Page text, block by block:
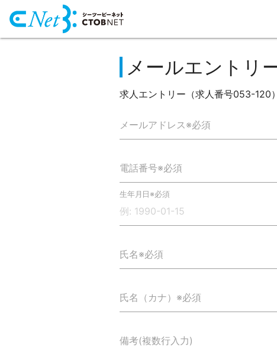
メールエントリ
求人エントリー（求人番号053-120）
メールアドレス※必須
電話番号※必須
生年月日※必須
氏名※必須
氏名（カナ）※必須
備考(複数行入力)